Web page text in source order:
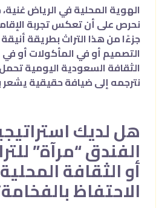
الهوية المحلية في الرياض غنية،
نحرص على أن تعكس تجربة
جزءًا من هذا التراث بطريقة
التصميم أو في المأكولات أو في
الثقافة السعودية اليومية تحمل
نترجمه إلى ضيافة حقيقية يشعر
هل لديك
الفندق “مرآة”
أو الثقافة
الاحتفاظ بالفخامة؟